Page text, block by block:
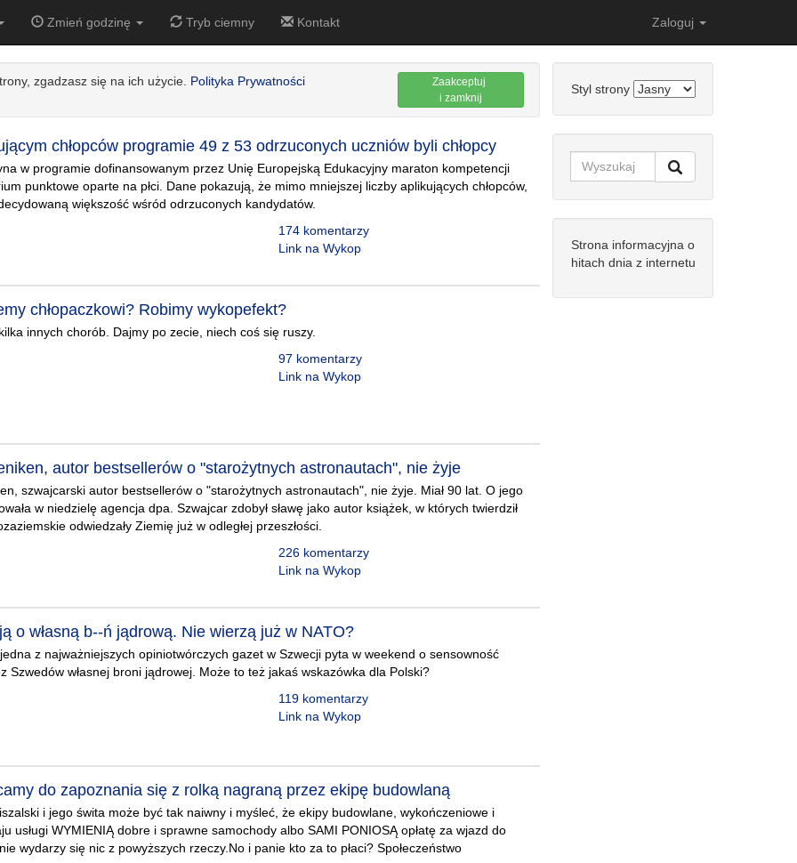
Zmień godzinę Tryb ciemny Kontakt Zaloguj
zgadzasz się na ich użycie. Polityka Prywatności
Zaakceptuj
i zamknij
chłopców programie 49 z 53 odrzuconych uczniów byli chłopcy
w programie dofinansowanym przez Unię Europejską Edukacyjny maraton kompetencji
punktowe oparte na płci. Dane pokazują, że mimo mniejszej liczby aplikujących chłopców,
większość wśród odrzuconych kandydatów.
174 komentarzy
Link na Wykop
chłopaczkowi? Robimy wykopefekt?
innych chorób. Dajmy po zecie, niech coś się ruszy.
97 komentarzy
Link na Wykop
autor bestsellerów o "starożytnych astronautach", nie żyje
szwajcarski autor bestsellerów o "starożytnych astronautach", nie żyje. Miał 90 lat. O jego
w niedzielę agencja dpa. Szwajcar zdobył sławę jako autor książek, w których twierdził
odwiedzały Ziemię już w odległej przeszłości.
226 komentarzy
Link na Wykop
o własną b--ń jądrową. Nie wierzą już w NATO?
z najważniejszych opiniotwórczych gazet w Szwecji pyta w weekend o sensowność
Szwedów własnej broni jądrowej. Może to też jakaś wskazówka dla Polski?
119 komentarzy
Link na Wykop
do zapoznania się z rolką nagraną przez ekipę budowlaną
i jego świta może być tak naiwny i myśleć, że ekipy budowlane, wykończeniowe i
usługi WYMIENIĄ dobre i sprawne samochody albo SAMI PONIOSĄ opłatę za wjazd do
wydarzy się nic z powyższych rzeczy.No i panie kto za to płaci? Społeczeństwo
Styl strony
Strona informacyjna o
hitach dnia z internetu